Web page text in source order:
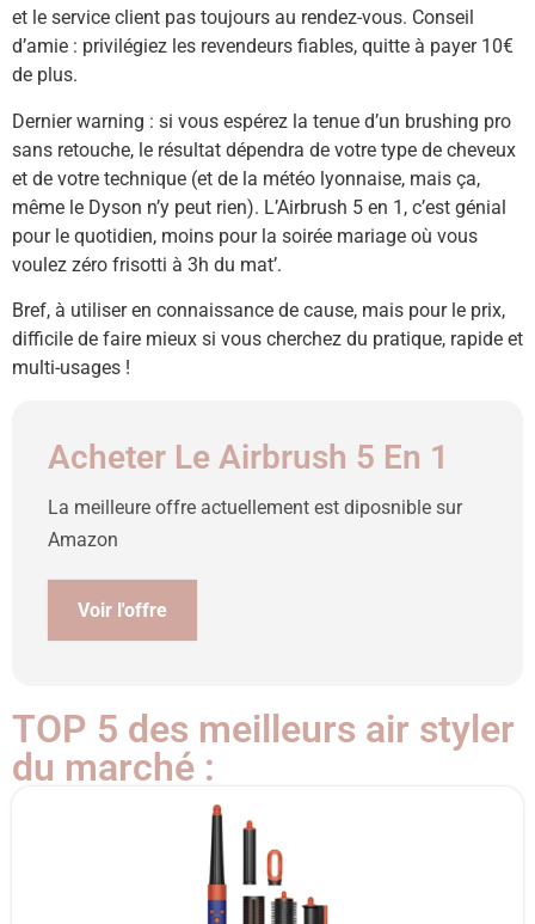
et le service client pas toujours au rendez-vous. Conseil
d’amie : privilégiez les revendeurs fiables, quitte à payer 10€
de plus.
Dernier warning : si vous espérez la tenue d’un brushing pro
sans retouche, le résultat dépendra de votre type de cheveux
et de votre technique (et de la météo lyonnaise, mais ça,
même le Dyson n’y peut rien). L’Airbrush 5 en 1, c’est génial
pour le quotidien, moins pour la soirée mariage où vous
voulez zéro frisotti à 3h du mat’.
Bref, à utiliser en connaissance de cause, mais pour le prix,
difficile de faire mieux si vous cherchez du pratique, rapide et
multi-usages !
Acheter Le Airbrush 5 En 1
La meilleure offre actuellement est diposnible sur
Amazon
Voir l'offre
TOP 5 des meilleurs air styler
du marché :